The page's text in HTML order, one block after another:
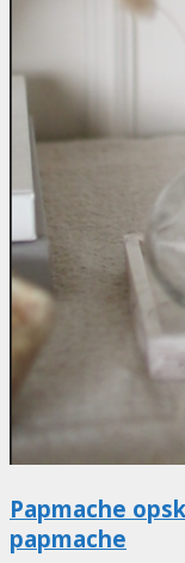
Papmache
papmache